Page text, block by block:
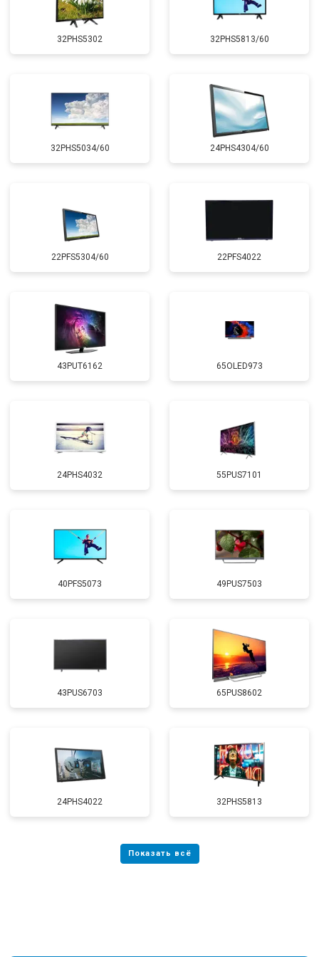
32PHS5302 32PHS5813/60
32PHS5034/60 24PHS4304/60
22PFS5304/60 22PFS4022
43PUT6162 65OLED973
24PHS4032 55PUS7101
40PFS5073 49PUS7503
43PUS6703 65PUS8602
24PHS4022 32PHS5813